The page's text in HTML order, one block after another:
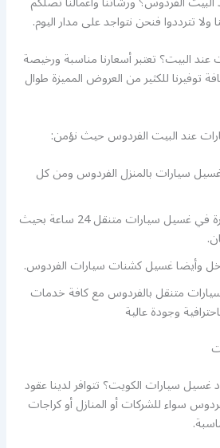
ولا تترددوا فنحن نتواجد على مدار اليوم.
البيت؟ تعتبر أسعارنا مناسبة ورخيصة
توفيرنا للكثير من العروض المميزة طوال
عند البيت الفردوس حيث نؤمن:
سيارات بالمنزل الفردوس ومن كل
نوفر أيضا خدمتنا المميزة في غسيل سيارات متنقل 24 ساعة بحيث
وأيضا غسيل كشنات سيارات الفردوس.
متنقل بالفردوس مع كافة خدمات
وجودة عالية
سيارات الكويت؟ تتوافر لدينا عقود
سواء للشركات أو المنازل أو كراجات